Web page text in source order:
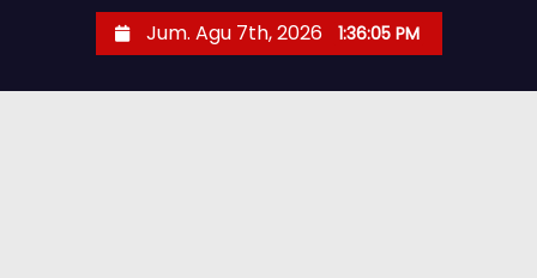
Jum. Agu 7th, 2026 1:36:06 PM